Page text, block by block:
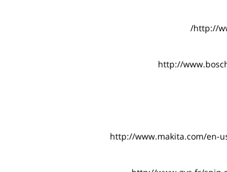
http://
http://
http://www.makita.com/en-